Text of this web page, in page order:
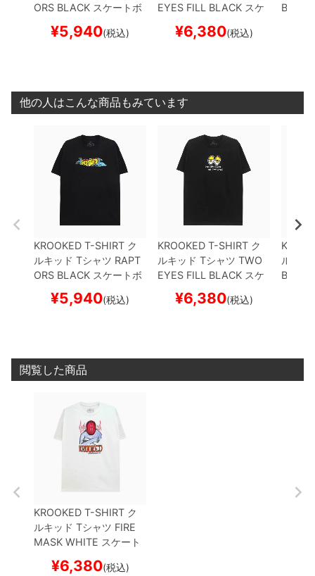
ORS BLACK スケートボ
¥5,940(税込)
EYES FILL BLACK スケ
¥6,380(税込)
BIRD
他の人はこんな商品もみています
KROOKED T-SHIRT ク
ルキッド Tシャツ RAPT
ORS BLACK スケートボ
ード スケボー
¥5,940(税込)
KROOKED T-SHIRT ク
ルキッド Tシャツ TWO
EYES FILL BLACK スケ
ートボード スケボー
¥6,380(税込)
ルキッ
BIRD
閲覧した商品
KROOKED T-SHIRT ク
ルキッド Tシャツ FIRE
MASK WHITE スケート
¥6,380(税込)